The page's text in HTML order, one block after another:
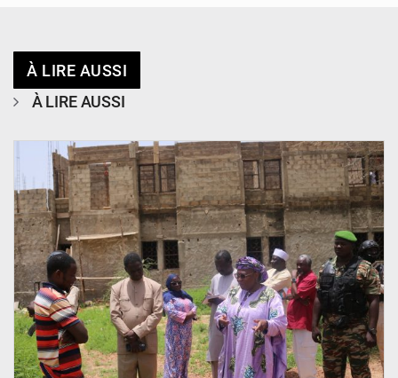
À LIRE AUSSI
À LIRE AUSSI